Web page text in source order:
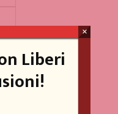
in this browser for
Liberi
×